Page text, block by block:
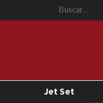
Jet Set